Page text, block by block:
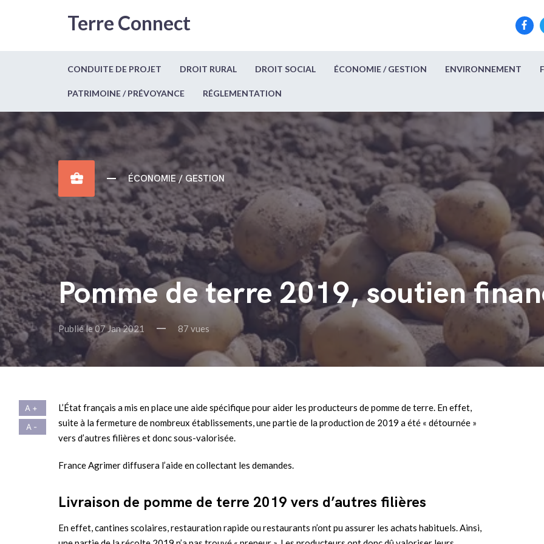
Terre Connect
CONDUITE DE PROJET DROIT RURAL DROIT SOCIAL ÉCONOMIE / GESTION ENVIRONNEMENT
PATRIMOINE / PRÉVOYANCE RÉGLEMENTATION
business_center ÉCONOMIE / GESTION
Pomme de terre 2019, soutien
Publié le 07 Jan 2021 87 vues
L’État français a mis en place une aide spécifique pour aider les producteurs de pomme de terre. En effet,
suite à la fermeture de nombreux établissements, une partie de la production de 2019 a été « détournée »
vers d’autres filières et donc sous-valorisée.
France Agrimer diffusera l’aide en collectant les demandes.
Livraison de pomme de terre 2019 vers d’autres filières
En effet, cantines scolaires, restauration rapide ou restaurants n’ont pu assurer les achats habituels. Ainsi,